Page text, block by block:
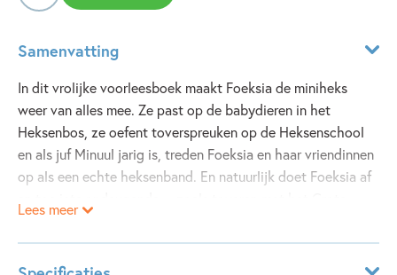
Samenvatting
In dit vrolijke voorleesboek maakt Foeksia de miniheks
weer van alles mee. Ze past op de babydieren in het
Heksenbos, ze oefent toverspreuken op de Heksenschool
en als juf Minuul jarig is, treden Foeksia en haar vriendinnen
op als een echte heksenband. En natuurlijk doet Foeksia af
Toverboek, terwijl dat helemaal niet mag.
Lees meer